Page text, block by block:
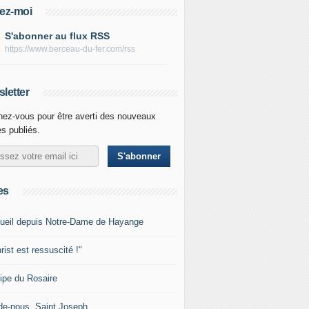
moi
S'abonner au flux RSS
https://www.berceau-du-fer.com/rss
vous pour être averti des nouveaux
publiés.
depuis Notre-Dame de Hayange
est ressuscité !"
du Rosaire
nous, Saint Joseph